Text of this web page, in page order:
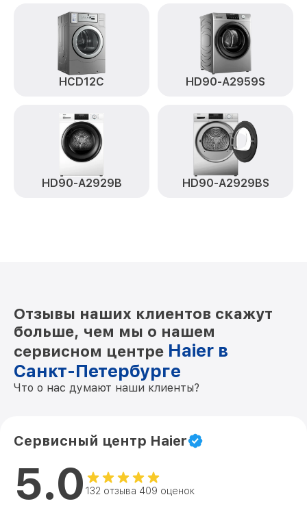
HCD12C HD90-A2959S
HD90-A2929B HD90-A2929BS
Отзывы наших клиентов скажут
больше, чем мы о нашем
сервисном центре Haier в
Санкт-Петербурге
Что о нас думают наши клиенты?
Сервисный центр Haier
5.0 132 отзыва 409 оценок